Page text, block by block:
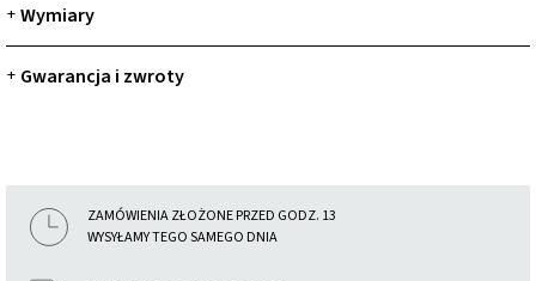
+ Wymiary
+ Gwarancja i zwroty
ZAMÓWIENIA ZŁOŻONE PRZED GODZ. 13
WYSYŁAMY TEGO SAMEGO DNIA